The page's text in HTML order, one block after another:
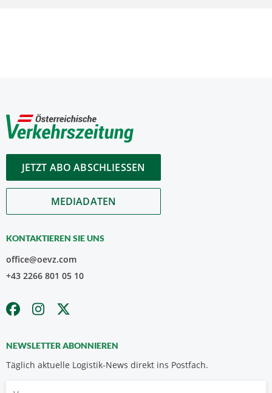
JETZT ABO ABSCHLIESSEN
MEDIADATEN
KONTAKTIEREN SIE UNS
office@oevz.com
+43 2266 801 05 10
NEWSLETTER ABONNIEREN
Täglich aktuelle Logistik-News direkt ins Postfach.